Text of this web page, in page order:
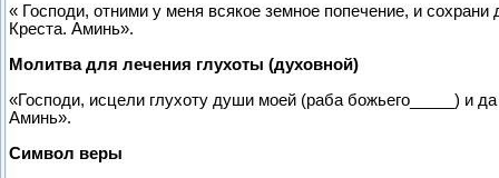
« Господи, отними у меня всякое земное попечение, и
Креста. Аминь».
Молитва для лечения глухоты (духовной)
«Господи, исцели глухоту души моей (раба божьего_____) и
Аминь».
Символ веры